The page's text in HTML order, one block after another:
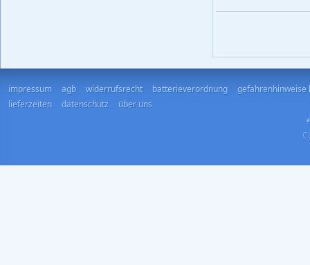
impressum agb widerrufsrecht batterieverordnung
gefahrenhinweise
lieferzeiten
datenschutz
über uns